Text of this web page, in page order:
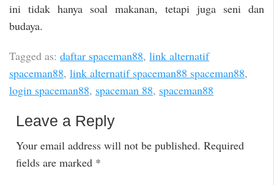
ini tidak hanya soal makanan, tetapi juga seni dan
budaya.
Tagged as: daftar spaceman88, link alternatif
spaceman88, link alternatif spaceman88 spaceman88,
login spaceman88, spaceman 88, spaceman88
Leave a Reply
Your email address will not be published. Required
fields are marked *